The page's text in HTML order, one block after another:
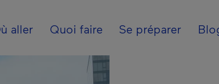
- Fr - Canada
aller Quoi faire Se préparer